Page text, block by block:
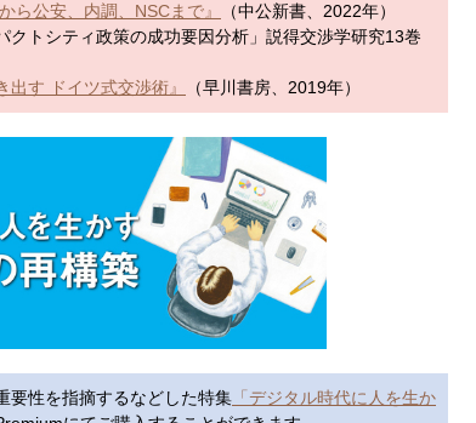
ら公安、内調、NSCまで』
（中公新書、2022年）
トシティ政策の成功要因分析」説得交渉学研究13巻
出す ドイツ式交渉術』 （早川書房、2019年）
要性を指摘するなどした特集 「デジタル時代に人を生か